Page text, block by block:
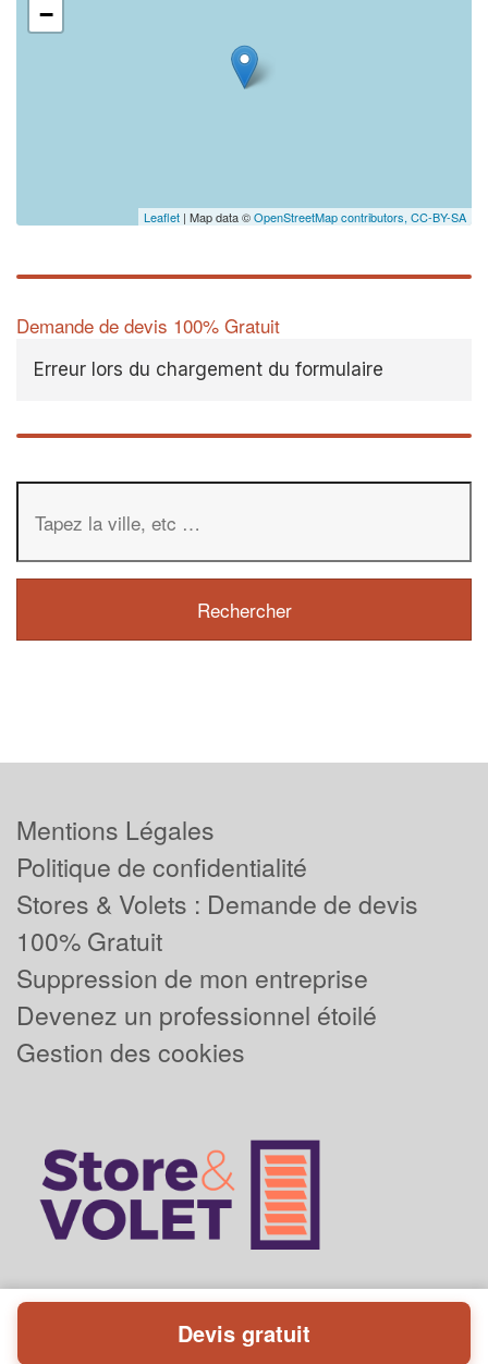
−
Leaflet | Map data ©OpenStreetMap contributors, CC-BY-SA
Demande de devis 100% Gratuit
Erreur lors du chargement du formulaire
Mentions Légales
Politique de confidentialité
Stores & Volets : Demande de devis
100% Gratuit
Suppression de mon entreprise
Devenez un professionnel étoilé
Gestion des cookies
Powered byPlus que pro
Devis gratuit